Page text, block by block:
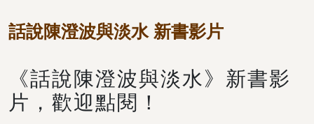
話說陳澄波與淡水 新書影片
《話說陳澄波與淡水》新書影
片，歡迎點閱！